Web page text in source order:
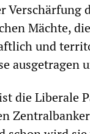
Verschärfung
Mächte,
und
ausgetragen
die Liberale